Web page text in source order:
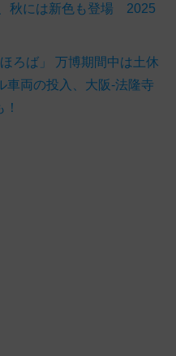
秋には新色も登場 2025
ろば」 万博期間中は土休
車両の投入、大阪-法隆寺